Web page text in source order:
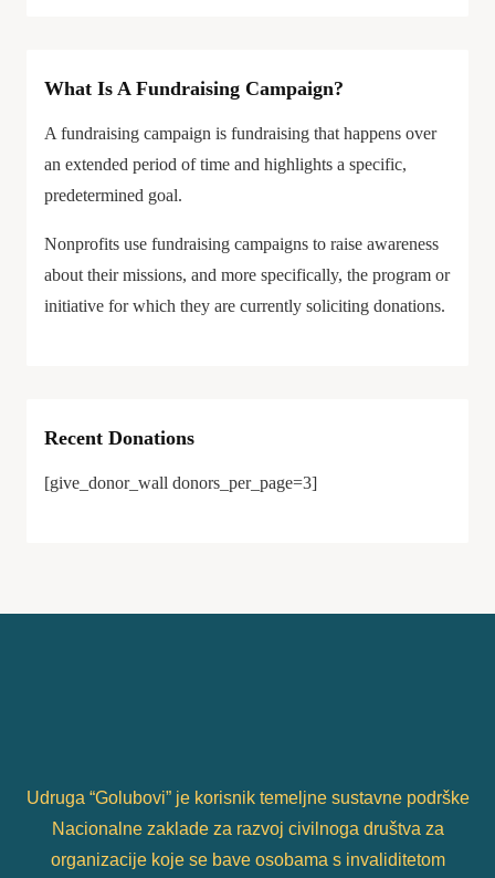
What Is A Fundraising Campaign?
A fundraising campaign is fundraising that happens over
an extended period of time and highlights a specific,
predetermined goal.
Nonprofits use fundraising campaigns to raise awareness
about their missions, and more specifically, the program or
initiative for which they are currently soliciting donations.
Recent Donations
[give_donor_wall donors_per_page=3]
Udruga “Golubovi” je korisnik temeljne sustavne podrške
Nacionalne zaklade za razvoj civilnoga društva za
organizacije koje se bave osobama s invaliditetom